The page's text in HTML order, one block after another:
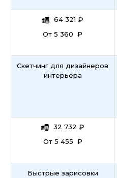
64 321 ₽
От 5 360 ₽
Скетчинг для дизайнеров
интерьера
32 732 ₽
От 5 455 ₽
Быстрые зарисовки